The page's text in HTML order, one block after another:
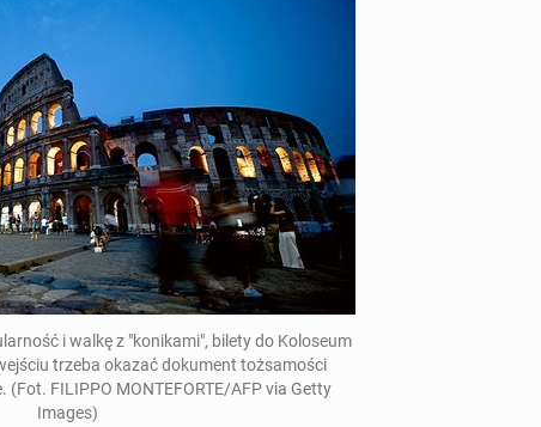
i walkę z "konika­mi", bilety do Kolo­se­um
trzeba okazać doku­ment tożsamoś­ci
(Fot. FILIPPO MON­TE­FORTE/AFP via Getty
Images)